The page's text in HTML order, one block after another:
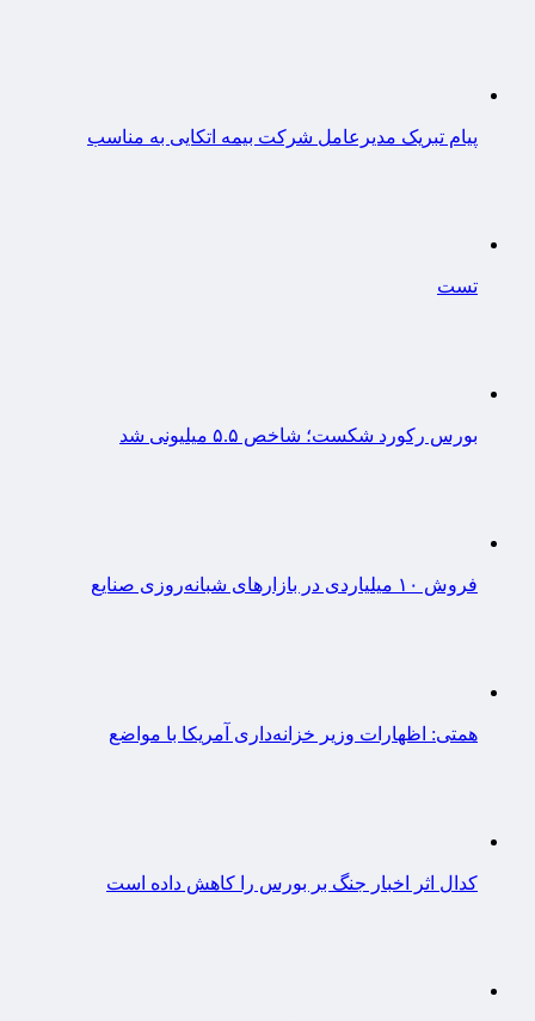
پیام تبریک مدیرعامل شرکت بیمه اتکایی به مناسب
تست
بورس رکورد شکست؛ شاخص ۵.۵ میلیونی شد
فروش ۱۰ میلیاردی در بازارهای شبانه‌روزی صنایع
همتی: اظهارات وزیر خزانه‌داری آمریکا با مواضع
کدال اثر اخبار جنگ بر بورس را کاهش داده است